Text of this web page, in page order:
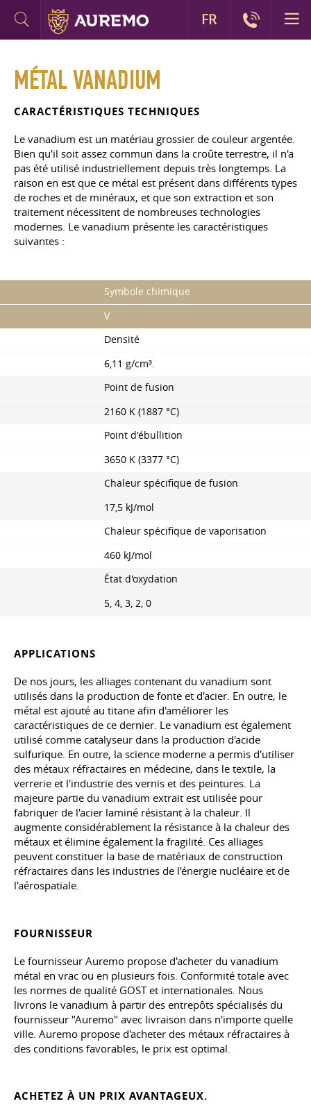
MÉTAL VANADIUM
CARACTÉRISTIQUES TECHNIQUES
Le vanadium est un matériau grossier de couleur argentée.
Bien qu'il soit assez commun dans la croûte terrestre, il n'a
pas été utilisé industriellement depuis très longtemps. La
raison en est que ce métal est présent dans différents types
de roches et de minéraux, et que son extraction et son
traitement nécessitent de nombreuses technologies
modernes. Le vanadium présente les caractéristiques
suivantes :
Symbole chimique
V
Densité
6,11 g/cm³.
Point de fusion
2160 K (1887 °C)
Point d'ébullition
3650 K (3377 °C)
Chaleur spécifique de fusion
17,5 kJ/mol
Chaleur spécifique de vaporisation
460 kJ/mol
État d'oxydation
5, 4, 3, 2, 0
APPLICATIONS
De nos jours, les alliages contenant du vanadium sont
utilisés dans la production de fonte et d'acier. En outre, le
métal est ajouté au titane afin d'améliorer les
caractéristiques de ce dernier. Le vanadium est également
utilisé comme catalyseur dans la production d'acide
sulfurique. En outre, la science moderne a permis d'utiliser
des métaux réfractaires en médecine, dans le textile, la
verrerie et l'industrie des vernis et des peintures. La
majeure partie du vanadium extrait est utilisée pour
fabriquer de l'acier laminé résistant à la chaleur. Il
augmente considérablement la résistance à la chaleur des
métaux et élimine également la fragilité. Ces alliages
peuvent constituer la base de matériaux de construction
réfractaires dans les industries de l'énergie nucléaire et de
l'aérospatiale.
FOURNISSEUR
Le fournisseur Auremo propose d'acheter du vanadium
métal en vrac ou en plusieurs fois. Conformité totale avec
les normes de qualité GOST et internationales. Nous
livrons le vanadium à partir des entrepôts spécialisés du
fournisseur "Auremo" avec livraison dans n'importe quelle
ville. Auremo propose d'acheter des métaux réfractaires à
des conditions favorables, le prix est optimal.
ACHETEZ À UN PRIX AVANTAGEUX.
FR